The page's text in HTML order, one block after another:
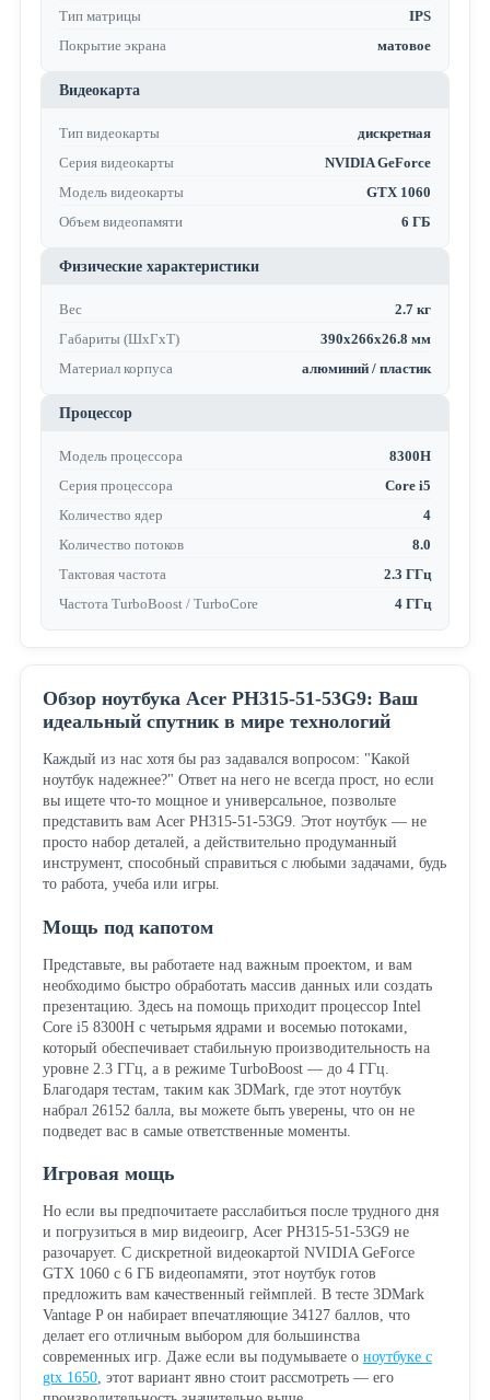
Тип матрицы
IPS
Покрытие экрана
матовое
Видеокарта
Тип видеокарты
дискретная
Серия видеокарты
NVIDIA GeForce
Модель видеокарты
GTX 1060
Объем видеопамяти
6 ГБ
Физические характеристики
Вес
2.7 кг
Габариты (ШхГхТ)
390x266x26.8 мм
Материал корпуса
алюминий / пластик
Процессор
Модель процессора
8300H
Серия процессора
Core i5
Количество ядер
4
Количество потоков
8.0
Тактовая частота
2.3 ГГц
Частота TurboBoost / TurboCore
4 ГГц
Обзор ноутбука Acer PH315-51-53G9: Ваш
идеальный спутник в мире технологий
Каждый из нас хотя бы раз задавался вопросом: "Какой
ноутбук надежнее?" Ответ на него не всегда прост, но если
вы ищете что-то мощное и универсальное, позвольте
представить вам Acer PH315-51-53G9. Этот ноутбук — не
просто набор деталей, а действительно продуманный
инструмент, способный справиться с любыми задачами, будь
то работа, учеба или игры.
Мощь под капотом
Представьте, вы работаете над важным проектом, и вам
необходимо быстро обработать массив данных или создать
презентацию. Здесь на помощь приходит процессор Intel
Core i5 8300H с четырьмя ядрами и восемью потоками,
который обеспечивает стабильную производительность на
уровне 2.3 ГГц, а в режиме TurboBoost — до 4 ГГц.
Благодаря тестам, таким как 3DMark, где этот ноутбук
набрал 26152 балла, вы можете быть уверены, что он не
подведет вас в самые ответственные моменты.
Игровая мощь
Но если вы предпочитаете расслабиться после трудного дня
и погрузиться в мир видеоигр, Acer PH315-51-53G9 не
разочарует. С дискретной видеокартой NVIDIA GeForce
GTX 1060 с 6 ГБ видеопамяти, этот ноутбук готов
предложить вам качественный геймплей. В тесте 3DMark
Vantage P он набирает впечатляющие 34127 баллов, что
делает его отличным выбором для большинства
современных игр. Даже если вы подумываете о ноутбуке с
gtx 1650, этот вариант явно стоит рассмотреть — его